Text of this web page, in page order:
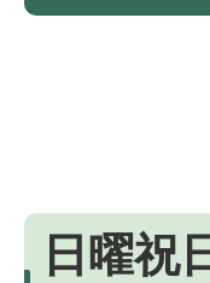
日曜祝